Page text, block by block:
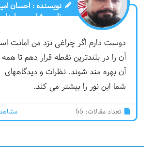
نویسنده : احسان
نایی مشاور
دوست دارم اگر چراغی نزد من امانت
آن را در بلندترین نقطه قرار دهم تا همه
آن بهره مند شوند. نظرات و دیدگاههای
شما این نور را بیشتر می کند.
تعداد مقالات: 55